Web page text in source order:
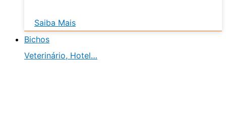
Saiba Mais
Bichos
Veterinário, Hotel…